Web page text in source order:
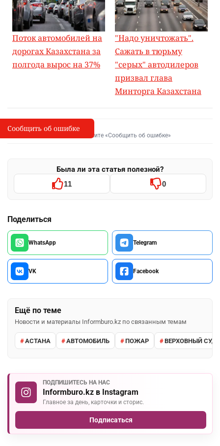
Поток автомобилей на
дорогах Казахстана за
полгода вырос на 37%
"Надо уничтожать".
Сажать в тюрьму
"серых" автодилеров
призвал глава
Минторга Казахстана
I
Сообщить об опечатке
Выделите фрагмент и нажмите «Сообщить об ошибке»
Была ли эта статья полезной?
11 0
Поделиться
WhatsApp Telegram
VK Facebook
Ещё по теме
Новости и материалы Informburo.kz по связанным темам
АСТАНА АВТОМОБИЛЬ ПОЖАР ВЕРХОВНЫЙ СУД
ПОДПИШИТЕСЬ НА НАС
Informburo.kz в Instagram
Главное за день, карточки и сторис.
Подписаться
Сообщить об ошибке